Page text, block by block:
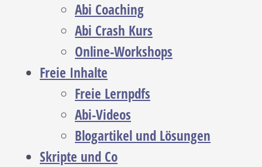
Abi Coaching
Abi Crash Kurs
Online-Workshops
Freie Inhalte
Freie Lernpdfs
Abi-Videos
Blogartikel und Lösungen
Skripte und Co